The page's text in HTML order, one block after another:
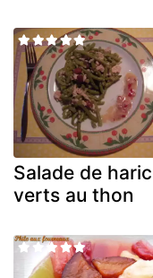
Salade de
verts au thon